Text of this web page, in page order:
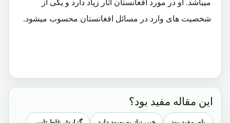
میباشد. او در مورد افغانستان آثار زیاد دارد و یکی از
شخصیت های وارد در مسائل افغانستان محسوب میشود.
این مقاله مفید بود؟